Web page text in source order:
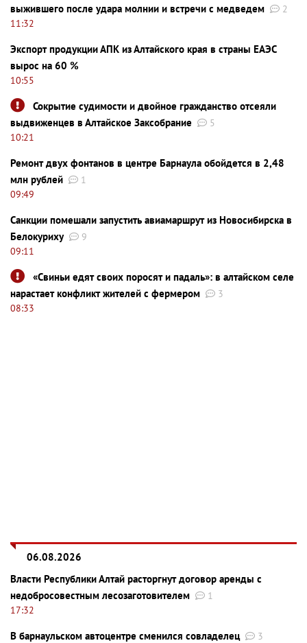
выжившего после удара молнии и встречи с медведем
2
11:32
Экспорт продукции АПК из Алтайского края в страны ЕАЭС
вырос на 60 %
10:55
Сокрытие судимости и двойное гражданство отсеяли
выдвиженцев в Алтайское Заксобрание
5
10:21
Ремонт двух фонтанов в центре Барнаула обойдется в 2,48
млн рублей
1
09:49
Санкции помешали запустить авиамаршрут из Новосибирска в
Белокуриху
9
09:11
«Свиньи едят своих поросят и падаль»: в алтайском селе
нарастает конфликт жителей с фермером
3
08:33
06.08.2026
Власти Республики Алтай расторгнут договор аренды с
недобросовестным лесозаготовителем
1
17:32
В барнаульском автоцентре сменился совладелец
3